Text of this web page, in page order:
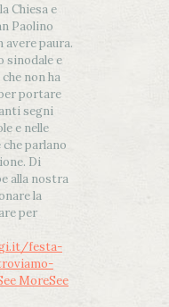
Chiesa e
Paolino
avere paura.
sinodale e
non ha
portare
segni
e nelle
parlano
Di
alla nostra
la
per
festa-
MoreSee